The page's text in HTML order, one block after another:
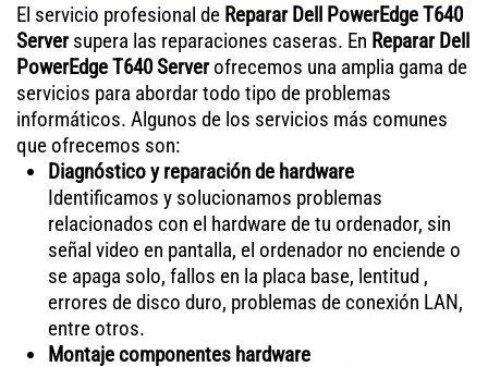
El servicio profesional de Reparar Dell PowerEdge T640
Serversupera las reparaciones caseras. En Reparar Dell
PowerEdge T640 Serverofrecemos una amplia gama de
servicios para abordar todo tipo de problemas
informáticos. Algunos de los servicios más comunes
que ofrecemos son:
Diagnóstico y reparación de hardware
Identificamos y solucionamos problemas
relacionados con el hardware de tu ordenador, sin
señal video en pantalla, el ordenador no enciende o
se apaga solo, fallos en la placa base, lentitud ,
errores de disco duro, problemas de conexión LAN,
entre otros.
Montaje componentes hardware